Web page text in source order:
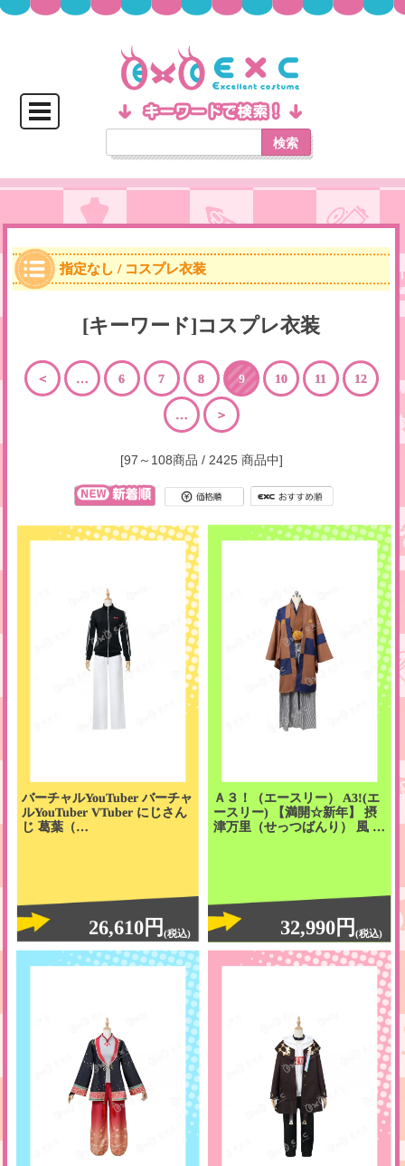
検索
指定なし / コスプレ衣装
[キーワード]コスプレ衣装
＜ … 6 7 8 9 10 11 12
… ＞
[97～108商品 / 2425 商品中]
バーチャルYouTuber バーチャ
ルYouTuber VTuber にじさん
じ 葛葉（…
26,610円(税込)
Ａ３！（エースリー） A3!(エ
ースリー) 【満開☆新年】 摂
津万里（せっつばんり） 風 …
32,990円(税込)